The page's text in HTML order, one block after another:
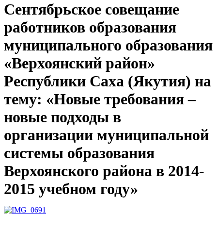
Сентябрьское совещание
работников образования
муниципального образования
«Верхоянский район»
Республики Саха (Якутия) на
тему: «Новые требования –
новые подходы в
организации муниципальной
системы образования
Верхоянского района в 2014-
2015 учебном году»